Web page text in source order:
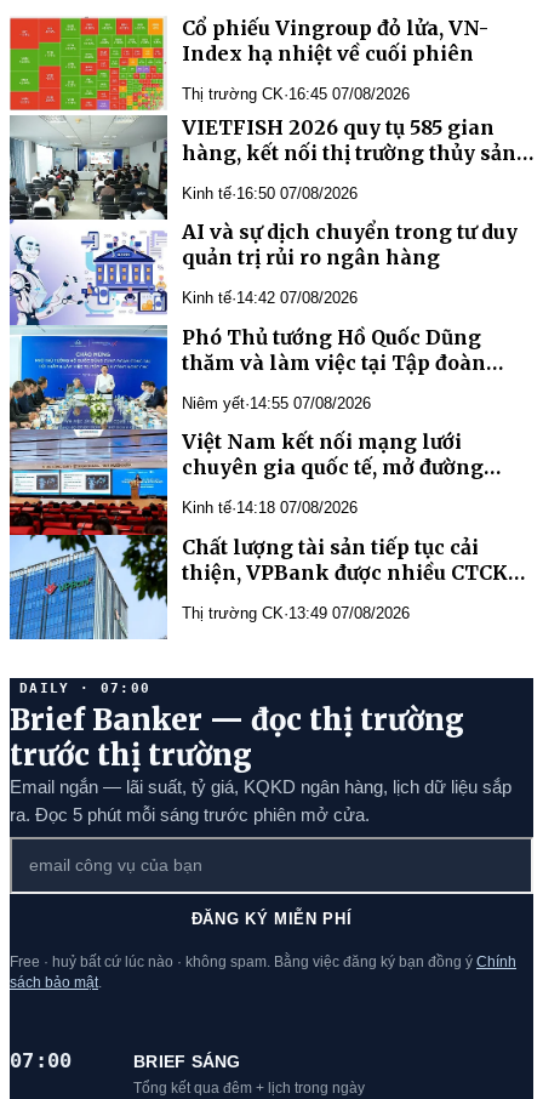
Cổ phiếu Vingroup đỏ lửa, VN-
Index hạ nhiệt về cuối phiên
Thị trường CK·16:45 07/08/2026
VIETFISH 2026 quy tụ 585 gian
hàng, kết nối thị trường thủy sản
Kinh tế·16:50 07/08/2026
AI và sự dịch chuyển trong tư duy
quản trị rủi ro ngân hàng
Kinh tế·14:42 07/08/2026
Phó Thủ tướng Hồ Quốc Dũng
thăm và làm việc tại Tập đoàn
Niêm yết·14:55 07/08/2026
Việt Nam kết nối mạng lưới
chuyên gia quốc tế, mở đường
truyền học trước sinh
Kinh tế·14:18 07/08/2026
Chất lượng tài sản tiếp tục cải
thiện, VPBank được nhiều CTCK
Thị trường CK·13:49 07/08/2026
DAILY · 07:00
Brief Banker — đọc thị trường
trước thị trường
Email ngắn — lãi suất, tỷ giá, KQKD ngân hàng, lịch dữ liệu sắp
ra. Đọc 5 phút mỗi sáng trước phiên mở cửa.
ĐĂNG KÝ MIỄN PHÍ
Free · huỷ bất cứ lúc nào · không spam. Bằng việc đăng ký bạn đồng ý Chính
sách bảo mật.
07:00 BRIEF SÁNG
Tổng kết qua đêm + lịch trong ngày